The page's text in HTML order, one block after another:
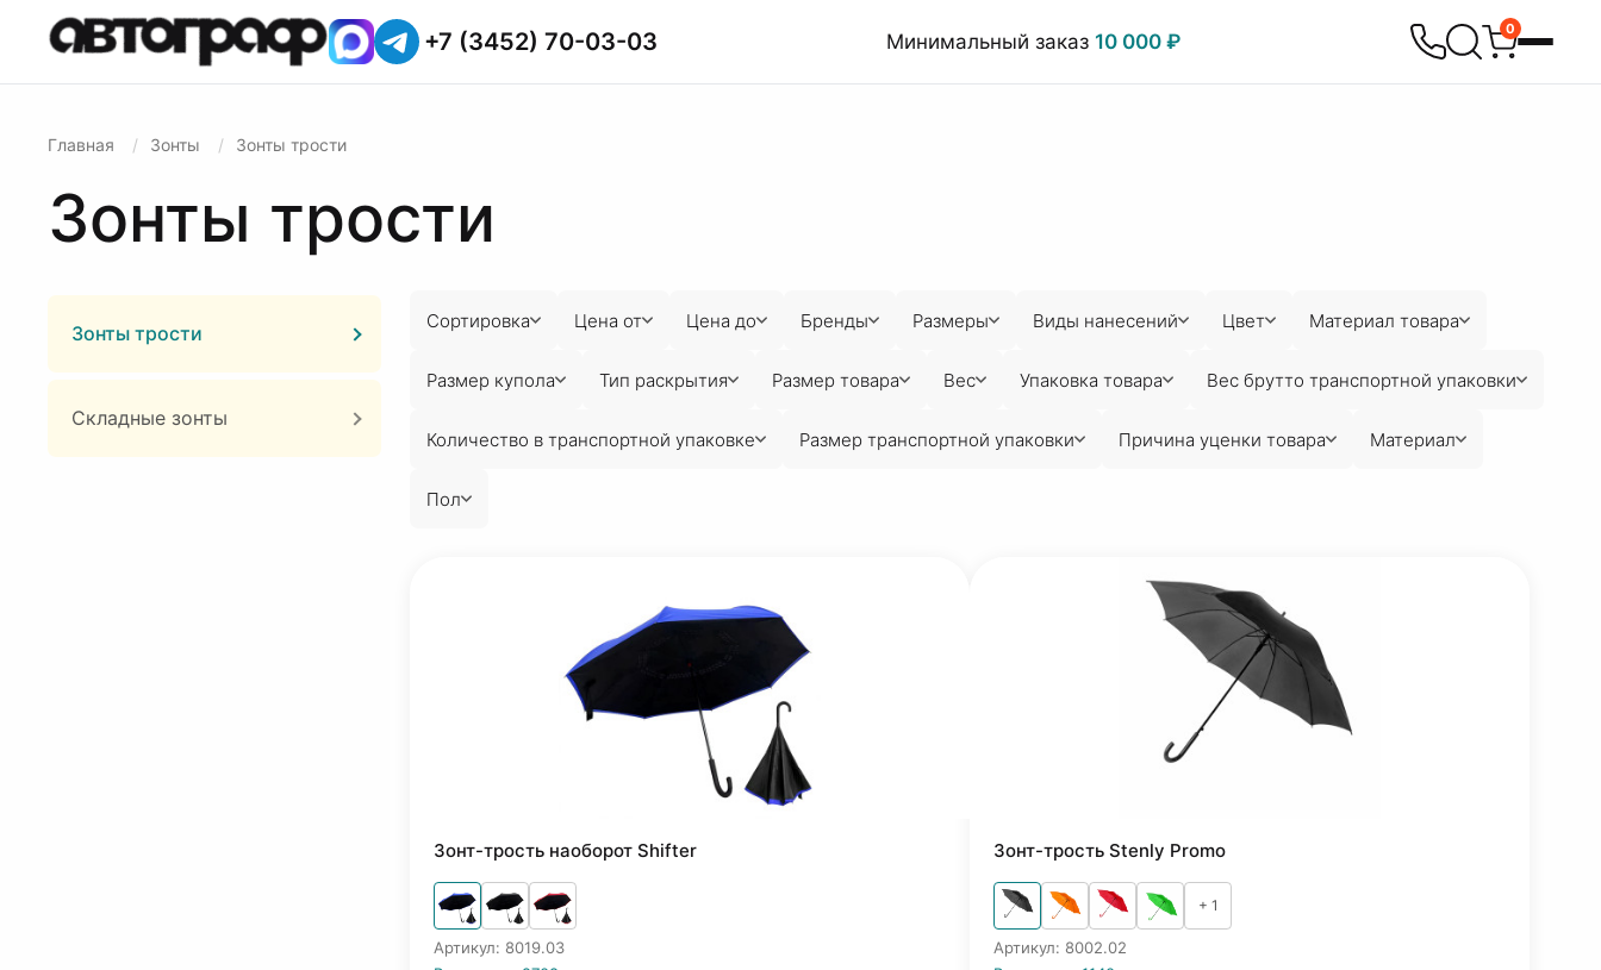
+7 (3452) 70-03-03 Минимальный заказ 10 000 ₽
0
Главная Зонты Зонты трости
Зонты трости
Зонты трости
Складные зонты
Сортировка Цена от Цена до Бренды Размеры Виды нанесений Цвет Материал товара
Размер купола Тип раскрытия Размер товара Вес Упаковка товара Вес брутто транспортной упаковки
Количество в транспортной упаковке Размер транспортной упаковки Причина уценки товара Материал
Пол
Зонт-трость наоборот Shifter
Артикул: 8019.03
Зонт-трость Stenly Promo
+ 1
Артикул: 8002.02